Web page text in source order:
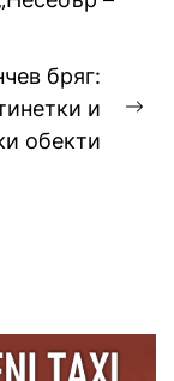
бряг:
и
обекти